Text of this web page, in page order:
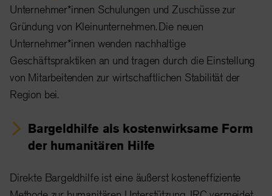
Unternehmer*innen Schulungen und Zuschüsse zur
Gründung von Kleinunternehmen. Die neuen
Unternehmer*innen wenden nachhaltige
Geschäftspraktiken an und tragen durch die Einstellung
von Mitarbeitenden zur wirtschaftlichen Stabilität der
Region bei.
Bargeldhilfe als kostenwirksame Form
der humanitären Hilfe
Direkte Bargeldhilfe ist eine äußerst kosteneffiziente